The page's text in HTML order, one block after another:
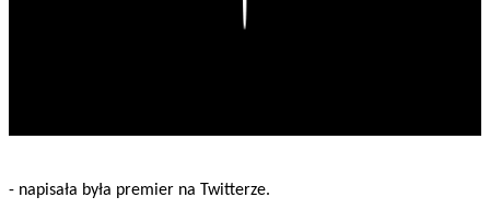
- napisała była premier na Twitterze.